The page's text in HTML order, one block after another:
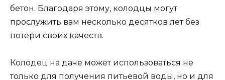
бетон. Благодаря этому, колодцы могут
прослужить вам несколько десятков лет без
потери своих качеств.
Колодец на даче может использоваться не
только для получения питьевой воды, но и для